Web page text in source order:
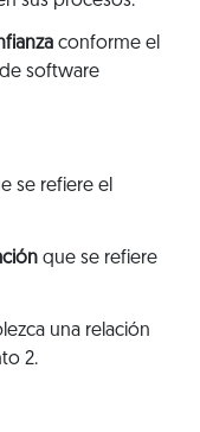
conforme el
software
se refiere el
que se refiere
una relación
2.